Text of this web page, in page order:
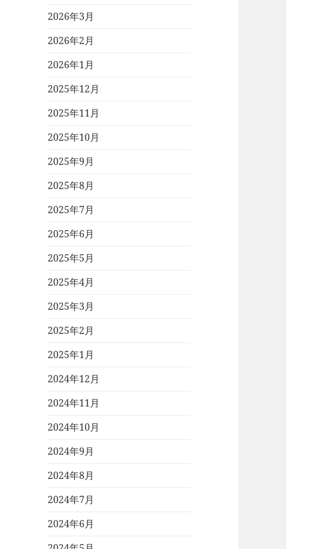
2026年3月
2026年2月
2026年1月
2025年12月
2025年11月
2025年10月
2025年9月
2025年8月
2025年7月
2025年6月
2025年5月
2025年4月
2025年3月
2025年2月
2025年1月
2024年12月
2024年11月
2024年10月
2024年9月
2024年8月
2024年7月
2024年6月